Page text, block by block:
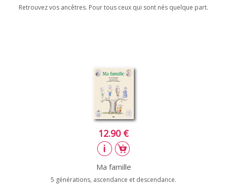
Retrouvez vos ancêtres. Pour tous ceux qui sont nés quelque part.
12.90 €
Ma famille
5 générations, ascendance et descendance.